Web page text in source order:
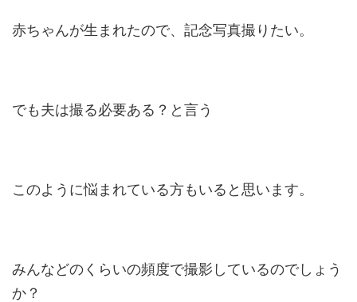
赤ちゃんが生まれたので、記念写真撮りたい。
でも夫は撮る必要ある？と言う
このように悩まれている方もいると思います。
みんなどのくらいの頻度で撮影しているのでしょう
か？